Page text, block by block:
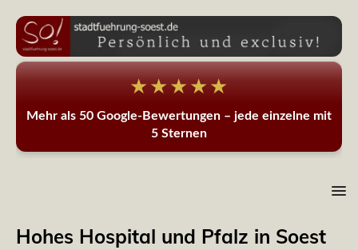
★★★★★
Mehr als 50 Google-Bewertungen – jede einzelne mit
5 Sternen
Hohes Hospital und Pfalz in Soest